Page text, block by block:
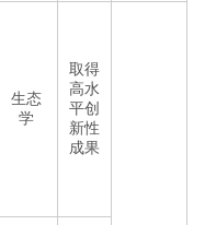
生态
学
取得
高水
平创
新性
成果